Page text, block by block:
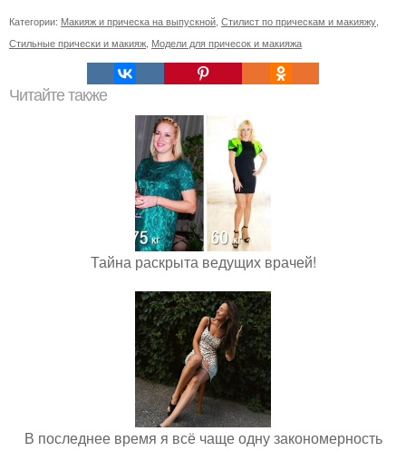
Категории: Макияж и прическа на выпускной Стилист по прическам и макияжу
Стильные прически и макияж Модели для причесок и макияжа
Читайте также
Тайна раскрыта ведущих врачей!
В последнее время я всё чаще одну закономерность